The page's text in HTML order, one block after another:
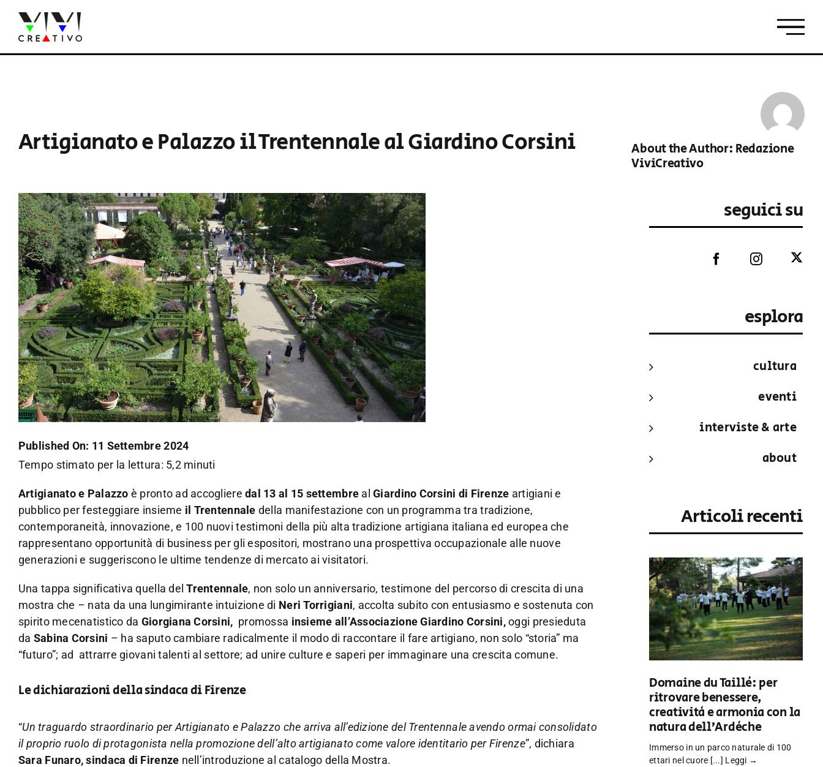
contenuto
Artigianato e Palazzo il Trentennale al Giardino Corsini About the Author: Redazione
ViviCreativo
Published On: 11 Settembre 2024
Tempo stimato per la lettura: 5,2 minuti
Artigianato e Palazzo è pronto ad accoglieredal 13 al 15 settembre alGiardino Corsini di Firenze artigiani e
pubblico per festeggiare insieme il Trentennale della manifestazione con un programma tra tradizione,
contemporaneità, innovazione, e 100 nuovi testimoni della più alta tradizione artigiana italiana ed europea che
rappresentano opportunità di business per gli espositori, mostrano una prospettiva occupazionale alle nuove
generazioni e suggeriscono le ultime tendenze di mercato ai visitatori.
Una tappa significativa quella delTrentennale, non solo un anniversario, testimone del percorso di crescita di una
mostra che – nata da una lungimirante intuizione di Neri Torrigiani, accolta subito con entusiasmo e sostenuta con
spirito mecenatistico da Giorgiana Corsini, promossa insieme all’Associazione Giardino Corsini,oggi presieduta
da Sabina Corsini – ha saputo cambiare radicalmente il modo di raccontare il fare artigiano, non solo “storia” ma
“futuro”; ad attrarre giovani talenti al settore; ad unire culture e saperi per immaginare una crescita comune.
Le dichiarazioni della sindaca di Firenze
“Un traguardo straordinario per Artigianato e Palazzo che arriva all’edizione del Trentennale avendo ormai consolidato
il proprio ruolo di protagonista nella promozione dell’alto artigianato come valore identitario per Firenze”, dichiara
Sara Funaro, sindaca di Firenze nell’introduzione al catalogo della Mostra.
seguici su
esplora
cultura
eventi
interviste & arte
about
Articoli recenti
Domaine du Taillé: per
ritrovare benessere,
creatività e armonia con la
natura dell’Ardèche
Immerso in un parco naturale di 100
ettari nel cuore [...] Leggi →